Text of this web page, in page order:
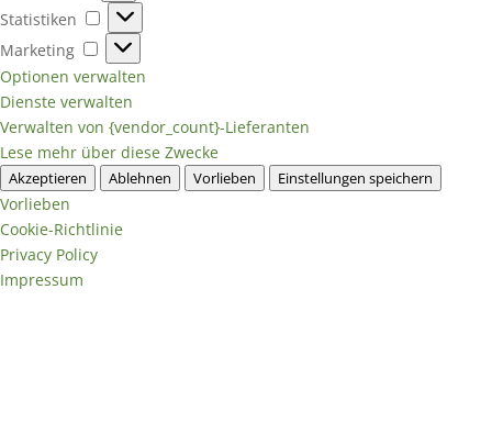
Statistiken
Statistiken
Marketing
Marketing
Optionen verwalten
Dienste verwalten
Verwalten von {vendor_count}-Lieferanten
Lese mehr über diese Zwecke
Akzeptieren Ablehnen Vorlieben Einstellungen speichern
Vorlieben
Cookie-Richtlinie
Privacy Policy
Impressum